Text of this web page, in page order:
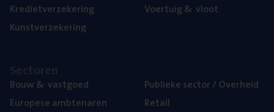
Kre­diet­ver­ze­ke­ring
Kunst­ver­ze­ke­ring
Voer­tuig& vloot
Bouw& vastgoed
Euro­pe­se ambtenaren
Publie­ke sec­tor / Overheid
Retail